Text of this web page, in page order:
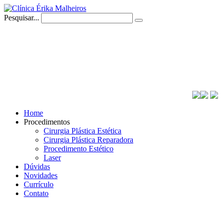
Pesquisar...
Home
Procedimentos
Cirurgia Plástica Estética
Cirurgia Plástica Reparadora
Procedimento Estético
Laser
Dúvidas
Novidades
Currículo
Contato